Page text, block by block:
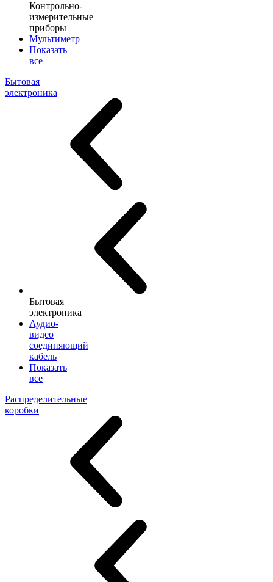
Контрольно-
измерительные
приборы
Мультиметр
Показать
все
Бытовая
электроника
Бытовая
электроника
Аудио-
видео
соединяющий
кабель
Показать
все
Распределительные
коробки